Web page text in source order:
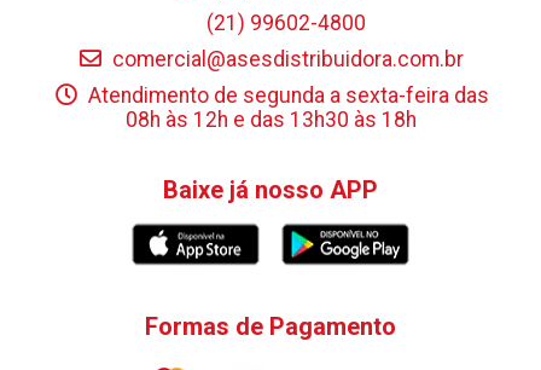
(21) 99602-4800
comercial@asesdistribuidora.com.br
Atendimento de segunda a sexta-feira das
08h às 12h e das 13h30 às 18h
Baixe já nosso APP
Formas de Pagamento